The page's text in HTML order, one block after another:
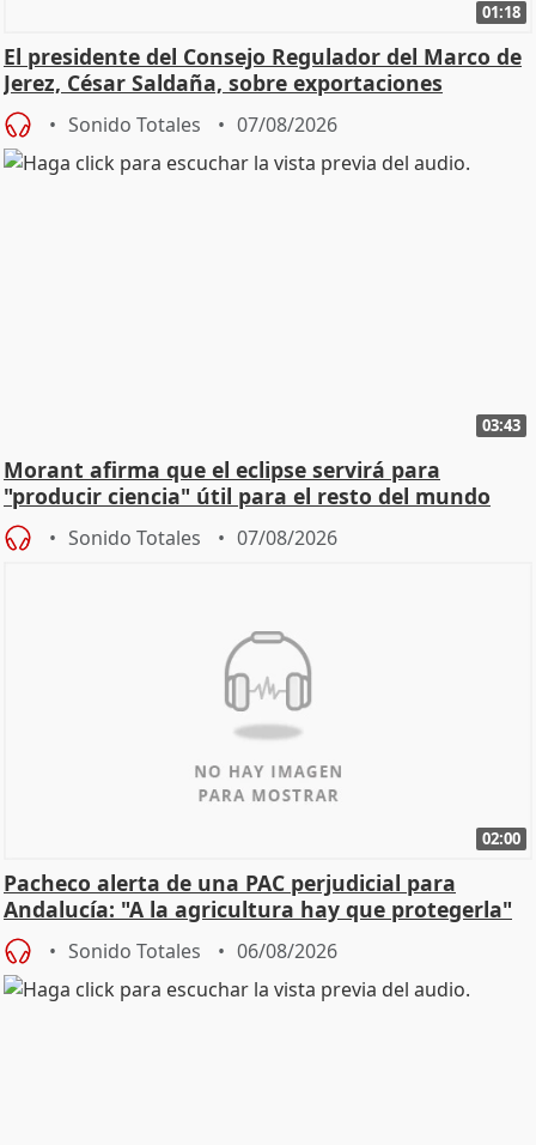
01:18
El presidente del Consejo Regulador del Marco de
Jerez, César Saldaña, sobre exportaciones
Sonido Totales 07/08/2026
03:43
Morant afirma que el eclipse servirá para
"producir ciencia" útil para el resto del mundo
Sonido Totales 07/08/2026
02:00
Pacheco alerta de una PAC perjudicial para
Andalucía: "A la agricultura hay que protegerla"
Sonido Totales 06/08/2026